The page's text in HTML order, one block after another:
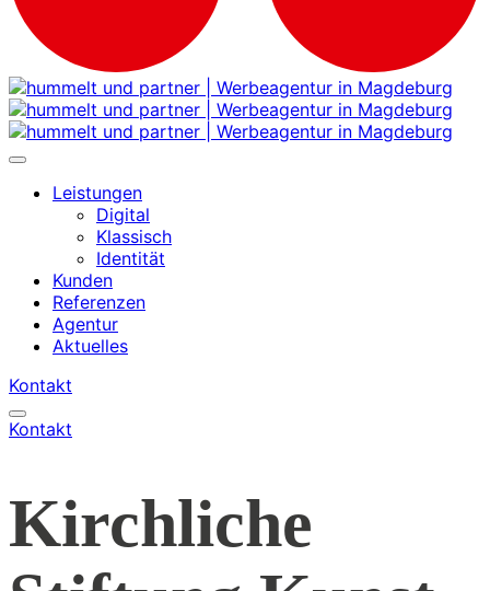
Leistungen
Digital
Klassisch
Identität
Kunden
Referenzen
Agentur
Aktuelles
Kontakt
Kontakt
Kirchliche